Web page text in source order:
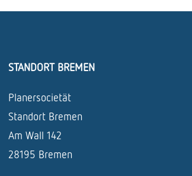
STANDORT BREMEN
Planersocietät
Standort Bremen
Am Wall 142
28195 Bremen